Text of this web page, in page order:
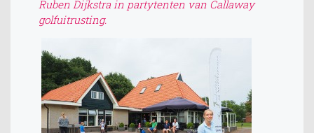
Ruben Dijkstra in partytenten van Callaway
golfuitrusting.